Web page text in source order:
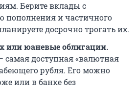
Берите вклады с
пополнения и частичного
досрочно трогать их.
или юаневые облигации.
самая доступная «валютная
рубля. Его можно
или в банке без